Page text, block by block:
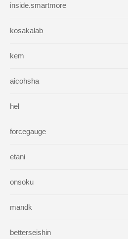
inside.smartmore
kosakalab
kem
aicohsha
hel
forcegauge
etani
onsoku
mandk
betterseishin